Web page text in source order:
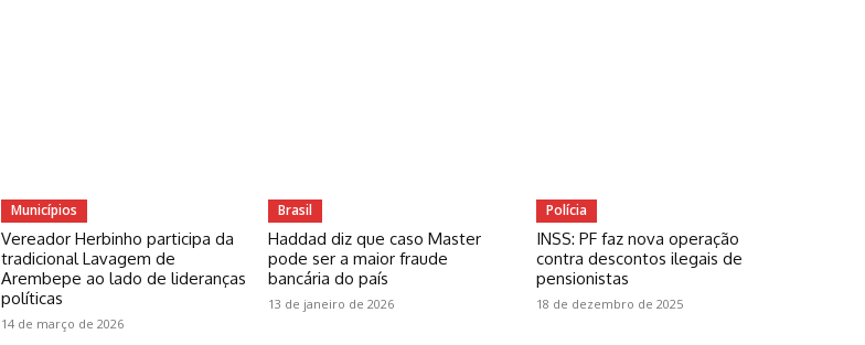
Municípios
Vereador Herbinho participa da
tradicional Lavagem de
Arembepe ao lado de lideranças
políticas
14 de março de 2026
Brasil
Haddad diz que caso Master
pode ser a maior fraude
bancária do país
13 de janeiro de 2026
Polícia
INSS: PF faz nova operação
contra descontos ilegais de
pensionistas
18 de dezembro de 2025